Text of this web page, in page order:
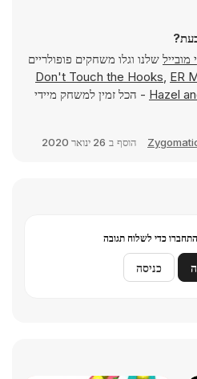
שלנו וגלו משחקים פופולריים
Don't Touch the Hooks, ER
Hazel - הכל זמין למשחק מיידי
הוסף ב 26 ינואר 2020
כדי לשלוח תגובה
כניסה